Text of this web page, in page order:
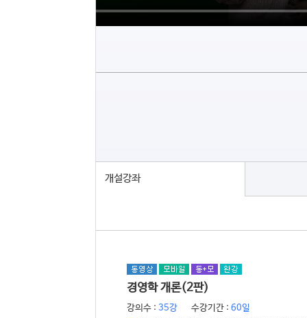
개설강좌
경영학 개론(2판)
강의수 : 35강 수강기간 : 60일